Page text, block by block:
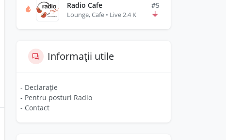
Radio Cafe
Lounge, Cafe • Live 2.4 K
#5
Informații utile
- Declarație
- Pentru posturi Radio
- Contact